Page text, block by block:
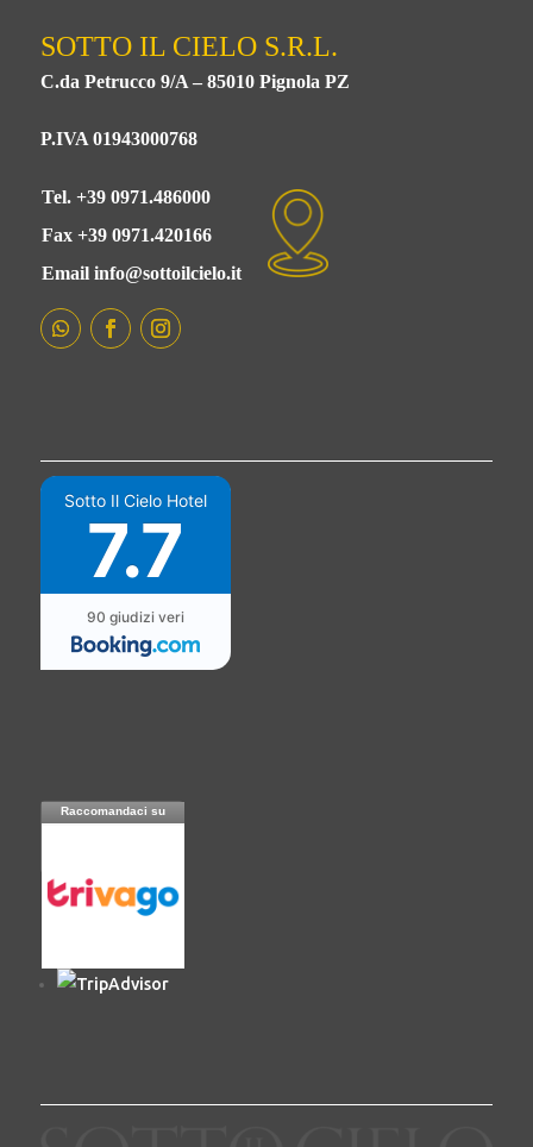
SOTTO IL CIELO S.R.L.
C.da Petrucco 9/A – 85010 Pignola PZ
P.IVA 01943000768
Tel. +39 0971.486000
Fax +39 0971.420166
Email info@sottoilcielo.it
Sotto Il Cielo Hotel
7.7
90 giudizi veri
Raccomandaci su